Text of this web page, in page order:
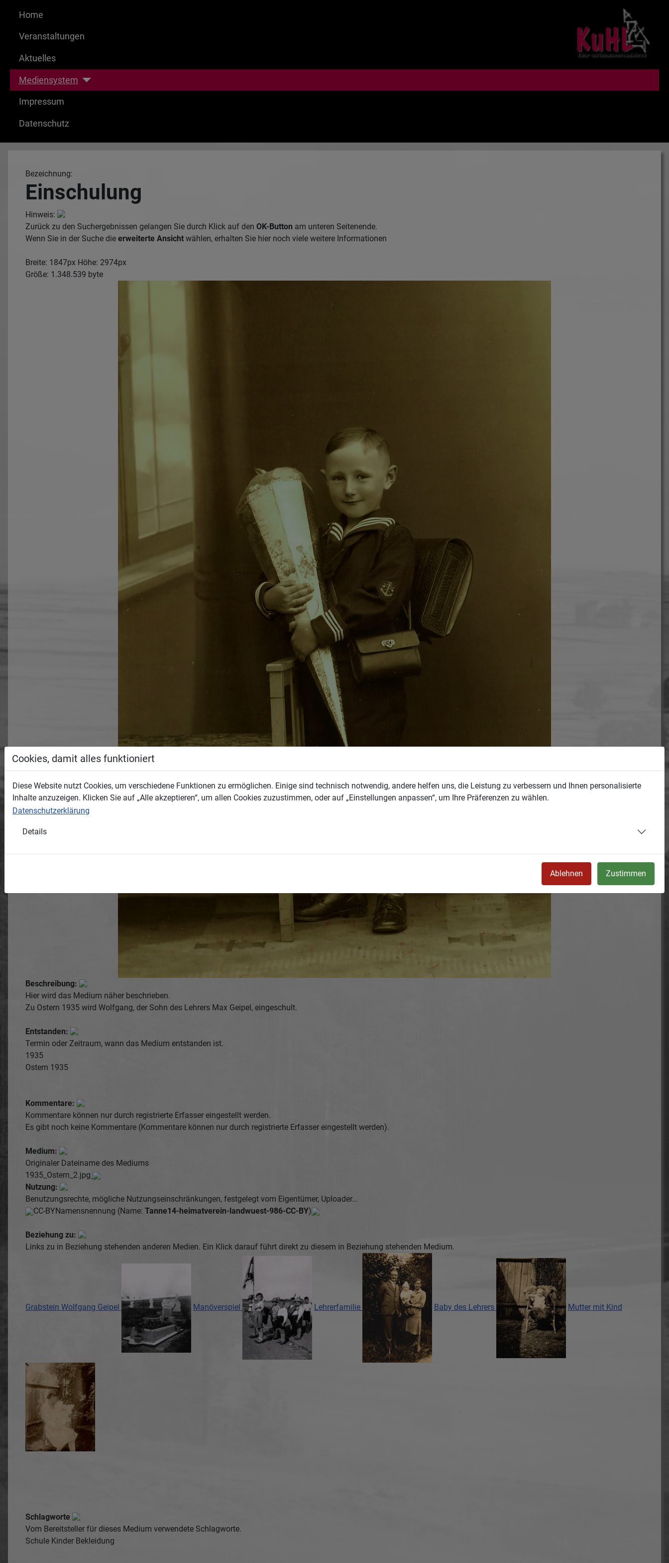
Home
Veranstaltungen
Aktuelles
Mediensystem
Impressum
Datenschutz
Bezeichnung:
Einschulung
Hinweis:
Zurück zu den Suchergebnissen gelangen Sie durch Klick auf den OK-Button am unteren Seitenende.
Wenn Sie in der Suche die erweiterte Ansicht wählen, erhalten Sie hier noch viele weitere Informationen
Breite: 1847px Höhe: 2974px
Größe: 1.348.539 byte
Beschreibung:
Hier wird das Medium näher beschrieben.
Zu Ostern 1935 wird Wolfgang, der Sohn des Lehrers Max Geipel, eingeschult.
Entstanden:
Termin oder Zeitraum, wann das Medium entstanden ist.
1935
Ostern 1935
Kommentare:
Kommentare können nur durch registrierte Erfasser eingestellt werden.
Es gibt noch keine Kommentare (Kommentare können nur durch registrierte Erfasser eingestellt werden).
Medium:
Originaler Dateiname des Mediums
1935_Ostern_2.jpg
Nutzung:
Benutzungsrechte, mögliche Nutzungseinschränkungen, festgelegt vom Eigentümer, Uploader...
CC-BY Namensnennung (Name: Tanne14-heimatverein-landwuest-986-CC-BY)
Beziehung zu:
Links zu in Beziehung stehenden anderen Medien. Ein Klick darauf führt direkt zu diesem in Beziehung stehenden Medium.
Grabstein Wolfgang Geipel Manöverspiel Lehrerfamilie Baby des Lehrers Mutter mit Kind
Schlagworte
Vom Bereitsteller für dieses Medium verwendete Schlagworte.
Schule Kinder Bekleidung
Cookies, damit alles funktioniert
Diese Website nutzt Cookies, um verschiedene Funktionen zu ermöglichen. Einige sind technisch notwendig, andere helfen uns, die Leistung zu verbessern und Ihnen personalisierte
Inhalte anzuzeigen. Klicken Sie auf „Alle akzeptieren“, um allen Cookies zuzustimmen, oder auf „Einstellungen anpassen“, um Ihre Präferenzen zu wählen.
Datenschutzerklärung
Details
Ablehnen Zustimmen